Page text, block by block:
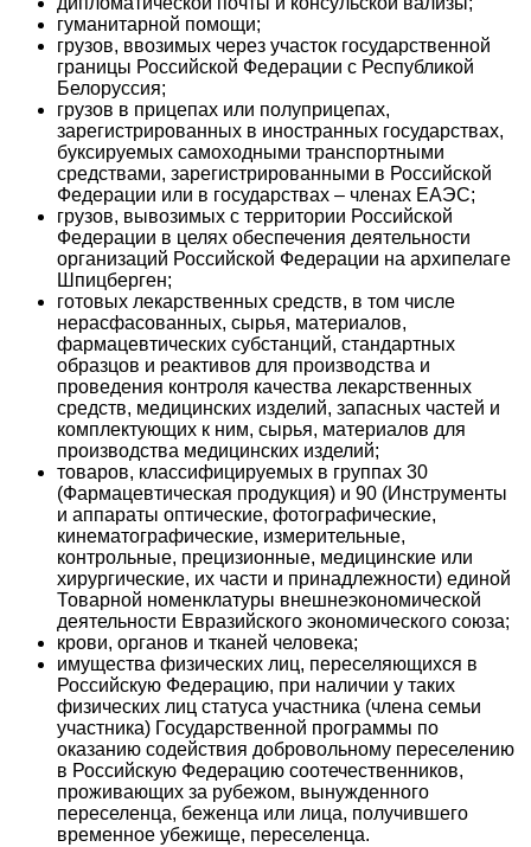
гуманитарной помощи;
грузов, ввозимых через участок государственной
границы Российской Федерации с Республикой
Белоруссия;
грузов в прицепах или полуприцепах,
зарегистрированных в иностранных государствах,
буксируемых самоходными транспортными
средствами, зарегистрированными в Российской
Федерации или в государствах – членах ЕАЭС;
грузов, вывозимых с территории Российской
Федерации в целях обеспечения деятельности
организаций Российской Федерации на архипелаге
Шпицберген;
готовых лекарственных средств, в том числе
нерасфасованных, сырья, материалов,
фармацевтических субстанций, стандартных
образцов и реактивов для производства и
проведения контроля качества лекарственных
средств, медицинских изделий, запасных частей и
комплектующих к ним, сырья, материалов для
производства медицинских изделий;
товаров, классифицируемых в группах 30
(Фармацевтическая продукция) и 90 (Инструменты
и аппараты оптические, фотографические,
кинематографические, измерительные,
контрольные, прецизионные, медицинские или
хирургические, их части и принадлежности) единой
Товарной номенклатуры внешнеэкономической
деятельности Евразийского экономического союза;
крови, органов и тканей человека;
имущества физических лиц, переселяющихся в
Российскую Федерацию, при наличии у таких
физических лиц статуса участника (члена семьи
участника) Государственной программы по
оказанию содействия добровольному переселению
в Российскую Федерацию соотечественников,
проживающих за рубежом, вынужденного
переселенца, беженца или лица, получившего
временное убежище, переселенца.